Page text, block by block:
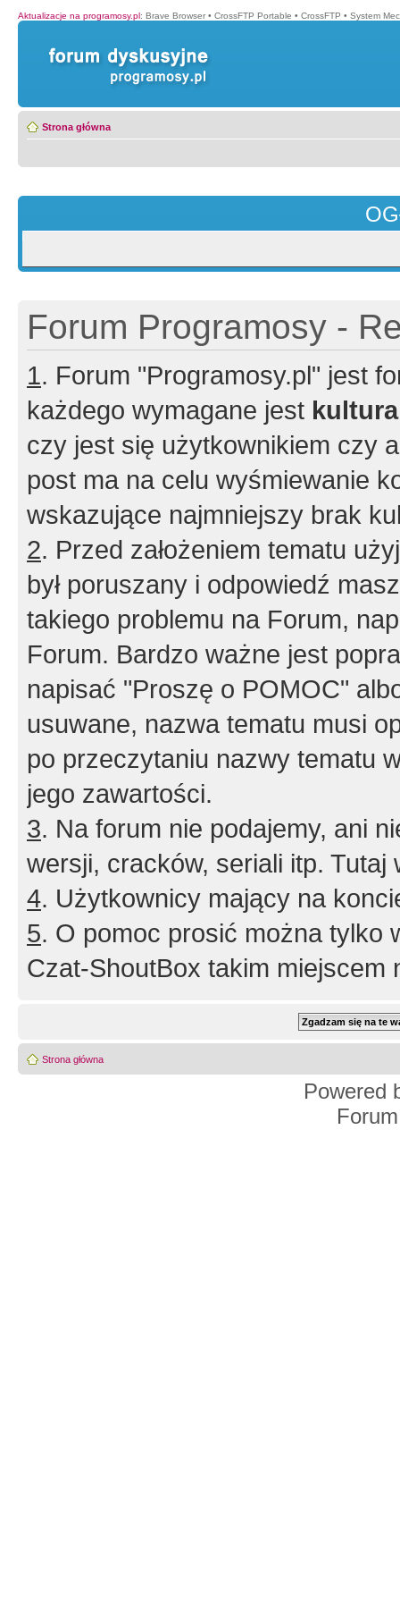
Aktualizacje na programosy.pl: Brave Browser • CrossFTP Portable • CrossFTP • System
Strona główna
Forum Programosy -
1. Forum "Programosy.pl" jest
każdego wymagane jest
czy jest się użytkownikiem czy
post ma na celu wyśmiewanie
wskazujące najmniejszy brak
2. Przed założeniem tematu
był poruszany i odpowiedź
takiego problemu na Forum,
Forum. Bardzo ważne jest
napisać "Proszę o POMOC"
usuwane, nazwa tematu musi
po przeczytaniu nazwy tematu
jego zawartości.
3. Na forum nie podajemy, ani
wersji, cracków, seriali itp. Tutaj
4. Użytkownicy mający na
5. O pomoc prosić można tylko
Czat-ShoutBox takim miejscem
Strona główna
Powered